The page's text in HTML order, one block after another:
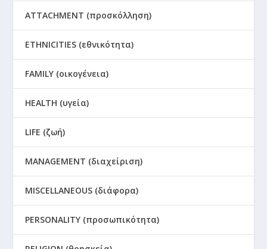
ATTACHMENT (προσκόλληση)
ETHNICITIES (εθνικότητα)
FAMILY (οικογένεια)
HEALTH (υγεία)
LIFE (ζωή)
MANAGEMENT (διαχείριση)
MISCELLANEOUS (διάφορα)
PERSONALITY (προσωπικότητα)